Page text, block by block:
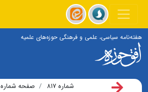
هفته‌نامه سیاسی، علمی و فرهنگی حوزه‌های علمیه
شماره ۸۱۷ صفحه شماره ۴